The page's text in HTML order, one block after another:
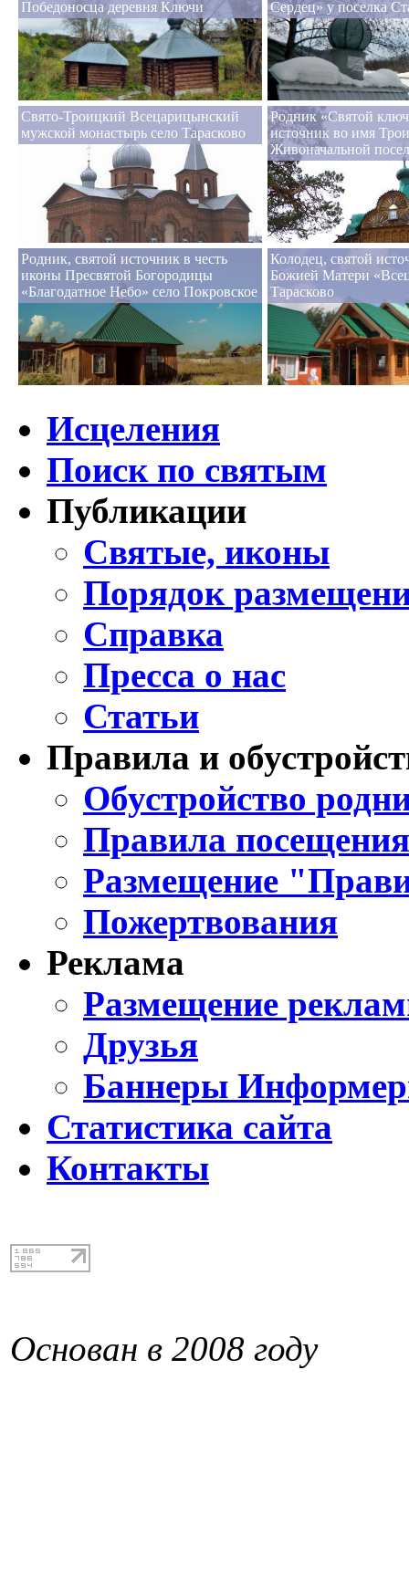
Победоносца деревня Ключи Сердец» у поселка
Свято-Троицкий Всецарицынский
мужской монастырь село Тарасково
Родник «Святой
источник во имя
Живоначальной
Родник, святой источник в честь
иконы Пресвятой Богородицы
«Благодатное Небо» село Покровское
Колодец, святой
Божией Матери
Тарасково
Исцеления
Поиск по святым
Публикации
Святые, иконы
Порядок
Справка
Пресса о нас
Статьи
Правила и
Обустройство
Правила
Размещение
Пожертвования
Реклама
Размещение
Друзья
Баннеры
Статистика сайта
Контакты
Основан в 2008 году